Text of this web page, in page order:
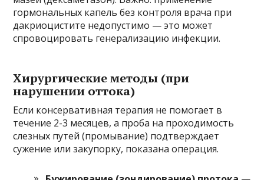
гормональных капель без контроля врача при
дакриоцистите недопустимо — это может
спровоцировать генерализацию инфекции.
Хирургические методы (при
нарушении оттока)
Если консервативная терапия не помогает в
течение 2-3 месяцев, а проба на проходимость
слезных путей (промывание) подтверждает
сужение или закупорку, показана операция.